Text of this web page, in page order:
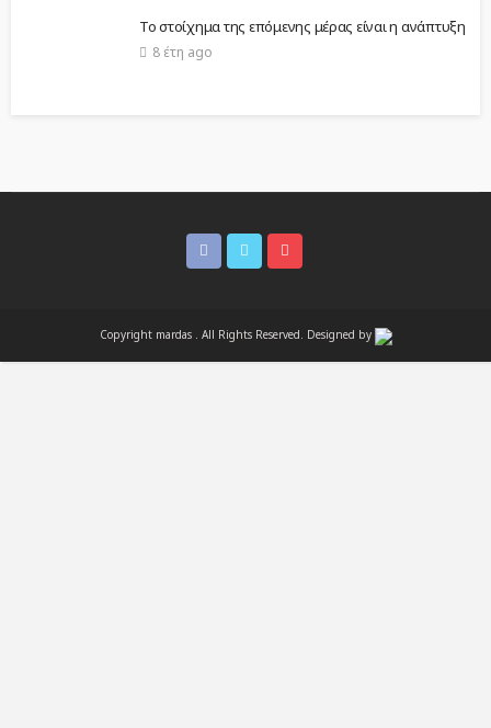
Το στοίχημα της επόμενης μέρας είναι η ανάπτυξη
8 έτη ago
Copyright mardas . All Rights Reserved. Designed by